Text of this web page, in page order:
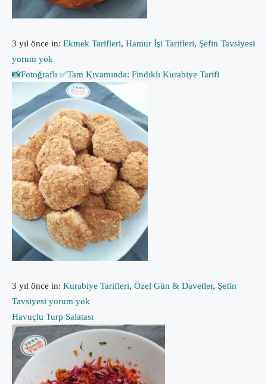
3 yıl önce in: Ekmek Tarifleri, Hamur İşi Tarifleri, Şefin Tavsiyesi
yorum yok
📸Fotoğraflı ✅Tam Kıvamında: Fındıklı Kurabiye Tarifi
3 yıl önce in: Kurabiye Tarifleri, Özel Gün & Davetler, Şefin
Tavsiyesi yorum yok
Havuçlu Turp Salatası